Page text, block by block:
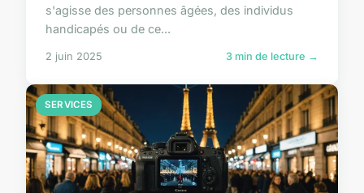
s'agisse des personnes âgées, des individus
handicapés ou de ce...
2 juin 2025 3 min de lecture →
SERVICES